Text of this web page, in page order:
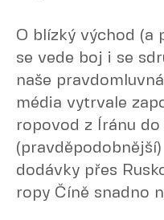
O blízký východ (a
se vede boj i se
naše
média vytrvale
ropovod z Íránu do
dodávky přes
ropy Číně snadno